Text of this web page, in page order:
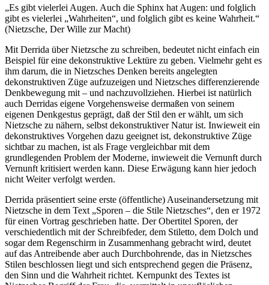
„Es gibt vielerlei Augen. Auch die Sphinx hat Augen: und folglich
gibt es vielerlei „Wahrheiten“, und folglich gibt es keine Wahrheit.“
(Nietzsche, Der Wille zur Macht)
Mit Derrida über Nietzsche zu schreiben, bedeutet nicht einfach ein
Beispiel für eine dekonstruktive Lektüre zu geben. Vielmehr geht es
ihm darum, die in Nietzsches Denken bereits angelegten
dekonstruktiven Züge aufzuzeigen und Nietzsches differenzierende
Denkbewegung mit – und nachzuvollziehen. Hierbei ist natürlich
auch Derridas eigene Vorgehensweise dermaßen von seinem
eigenen Denkgestus geprägt, daß der Stil den er wählt, um sich
Nietzsche zu nähern, selbst dekonstruktiver Natur ist. Inwieweit ein
dekonstruktives Vorgehen dazu geeignet ist, dekonstruktive Züge
sichtbar zu machen, ist als Frage vergleichbar mit dem
grundlegenden Problem der Moderne, inwieweit die Vernunft durch
Vernunft kritisiert werden kann. Diese Erwägung kann hier jedoch
nicht Weiter verfolgt werden.
Derrida präsentiert seine erste (öffentliche) Auseinandersetzung mit
Nietzsche in dem Text „Sporen – die Stile Nietzsches“, den er 1972
für einen Vortrag geschrieben hatte. Der Obertitel Sporen, der
verschiedentlich mit der Schreibfeder, dem Stiletto, dem Dolch und
sogar dem Regenschirm in Zusammenhang gebracht wird, deutet
auf das Antreibende aber auch Durchbohrende, das in Nietzsches
Stilen beschlossen liegt und sich entsprechend gegen die Präsenz,
den Sinn und die Wahrheit richtet. Kernpunkt des Textes ist